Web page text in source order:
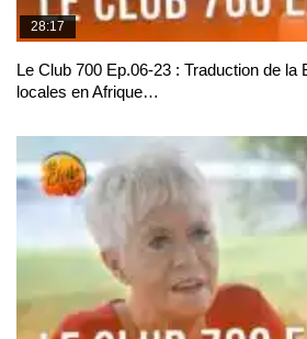
28:17
Le Club 700 Ep.06-23 : Traduction de la
locales en Afrique…